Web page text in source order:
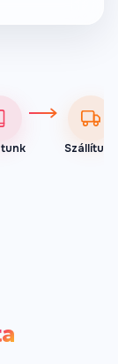
Szállítunk